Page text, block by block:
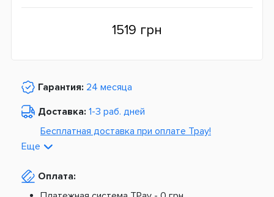
1519 грн
Гарантия: 24 месяца
Доставка: 1-3 раб. дней
Бесплатная доставка при оплате Tpay!
Из Европы от
Еще
Оплата: